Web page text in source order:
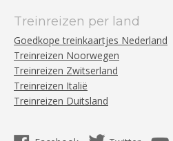
Treinreizen per land
Goedkope treinkaartjes Nederland
Treinreizen Noorwegen
Treinreizen Zwitserland
Treinreizen Italië
Treinreizen Duitsland